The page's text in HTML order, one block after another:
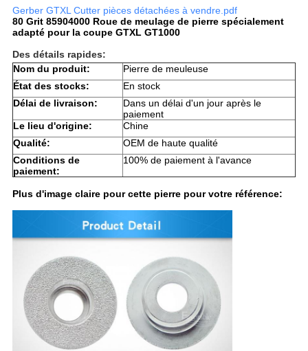
Gerber GTXL Cutter pièces détachées à vendre.pdf
80 Grit 85904000 Roue de meulage de pierre spécialement
adapté pour la coupe GTXL GT1000
Des détails rapides:
Nom du produit:
Pierre de meuleuse
État des stocks:
En stock
Délai de livraison:
Dans un délai d'un jour après le
paiement
Le lieu d'origine:
Chine
Qualité:
OEM de haute qualité
Conditions de
paiement:
100% de paiement à l'avance
Plus d'image claire pour cette pierre pour votre référence: